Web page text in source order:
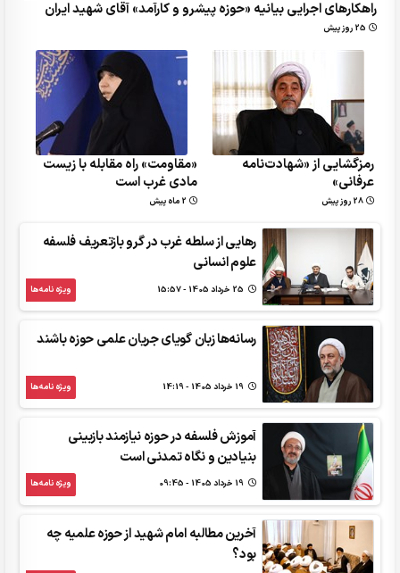
راهکارهای اجرایی بیانیه «حوزه پیشرو و کارآمد» آقای شهید ایران
25 روز پیش
رمزگشایی از «شهادت‌نامه
عرفانی»
28 روز پیش
«مقاومت» راه مقابله با زیست
مادی غرب است
2 ماه پیش
رهایی از سلطه غرب در گرو بازتعریف فلسفه
علوم انسانی
ویژه نامه‌ها
رسانه‌ها زبان گویای جریان علمی حوزه باشند
ویژه نامه‌ها
آموزش فلسفه در حوزه نیازمند بازبینی‌
بنیادین و نگاه تمدنی است
ویژه نامه‌ها
آخرین مطالبه امام شهید از حوزه‌ علمیه چه
بود؟